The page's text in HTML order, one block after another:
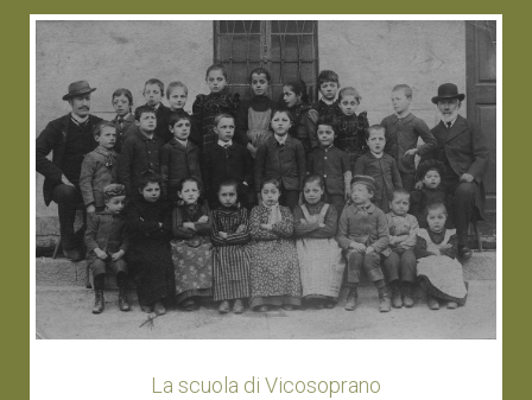
La scuola di Vicosoprano